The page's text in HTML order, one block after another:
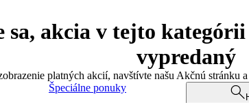
sa, akcia v tejto
vypredaný
platných akcií, navštívte našu Akčnú stránku
Špeciálne ponuky